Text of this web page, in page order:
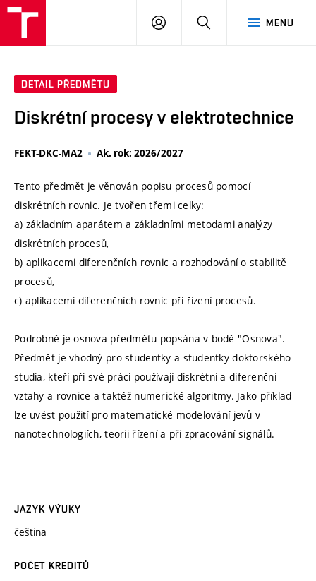
MENU
PŘIHLÁSIT
DETAIL PŘEDMĚTU
Diskrétní procesy v elektrotechnice
FEKT-DKC-MA2 Ak. rok: 2026/2027
Tento předmět je věnován popisu procesů pomocí
diskrétních rovnic. Je tvořen třemi celky:
a) základním aparátem a základními metodami analýzy
diskrétních procesů,
b) aplikacemi diferenčních rovnic a rozhodování o stabilitě
procesů,
c) aplikacemi diferenčních rovnic při řízení procesů.
Podrobně je osnova předmětu popsána v bodě "Osnova".
Předmět je vhodný pro studentky a studentky doktorského
studia, kteří při své práci používají diskrétní a diferenční
vztahy a rovnice a taktéž numerické algoritmy. Jako příklad
lze uvést použití pro matematické modelování jevů v
nanotechnologiích, teorii řízení a při zpracování signálů.
JAZYK VÝUKY
čeština
POČET KREDITŮ